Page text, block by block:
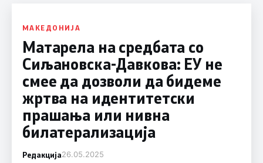
МАКЕДОНИЈА
Матарела на средбата со
Сиљановска-Давкова: ЕУ не
смее да дозволи да бидеме
жртва на идентитетски
прашања или нивна
билатерализација
Редакција26.05.2025